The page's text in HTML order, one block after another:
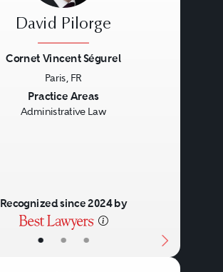
• • •
David Pilorge
Cornet Vincent Ségurel
Paris, FR
Practice Areas
Administrative Law
Recognized since 2024 by